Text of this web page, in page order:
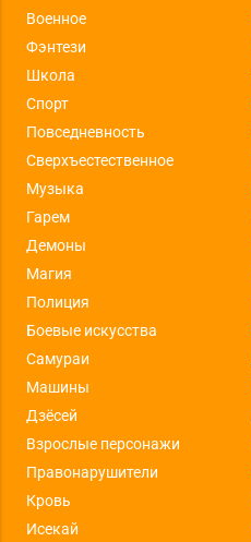
Военное
Фэнтези
Школа
Спорт
Повседневность
Сверхъестественное
Музыка
Гарем
Демоны
Магия
Полиция
Боевые искусства
Самураи
Машины
Дзёсей
Взрослые персонажи
Правонарушители
Кровь
Исекай